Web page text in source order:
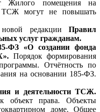
Жилого помещения на
ТСЖ могут не повышать
редакции Правил
услуг гражданам.
ФЗ «О создании фонда
Порядок формирования
Отчётность по
на основании 185-ФЗ.
и деятельности ТСЖ.
объект права. Объекты
доме. Общее